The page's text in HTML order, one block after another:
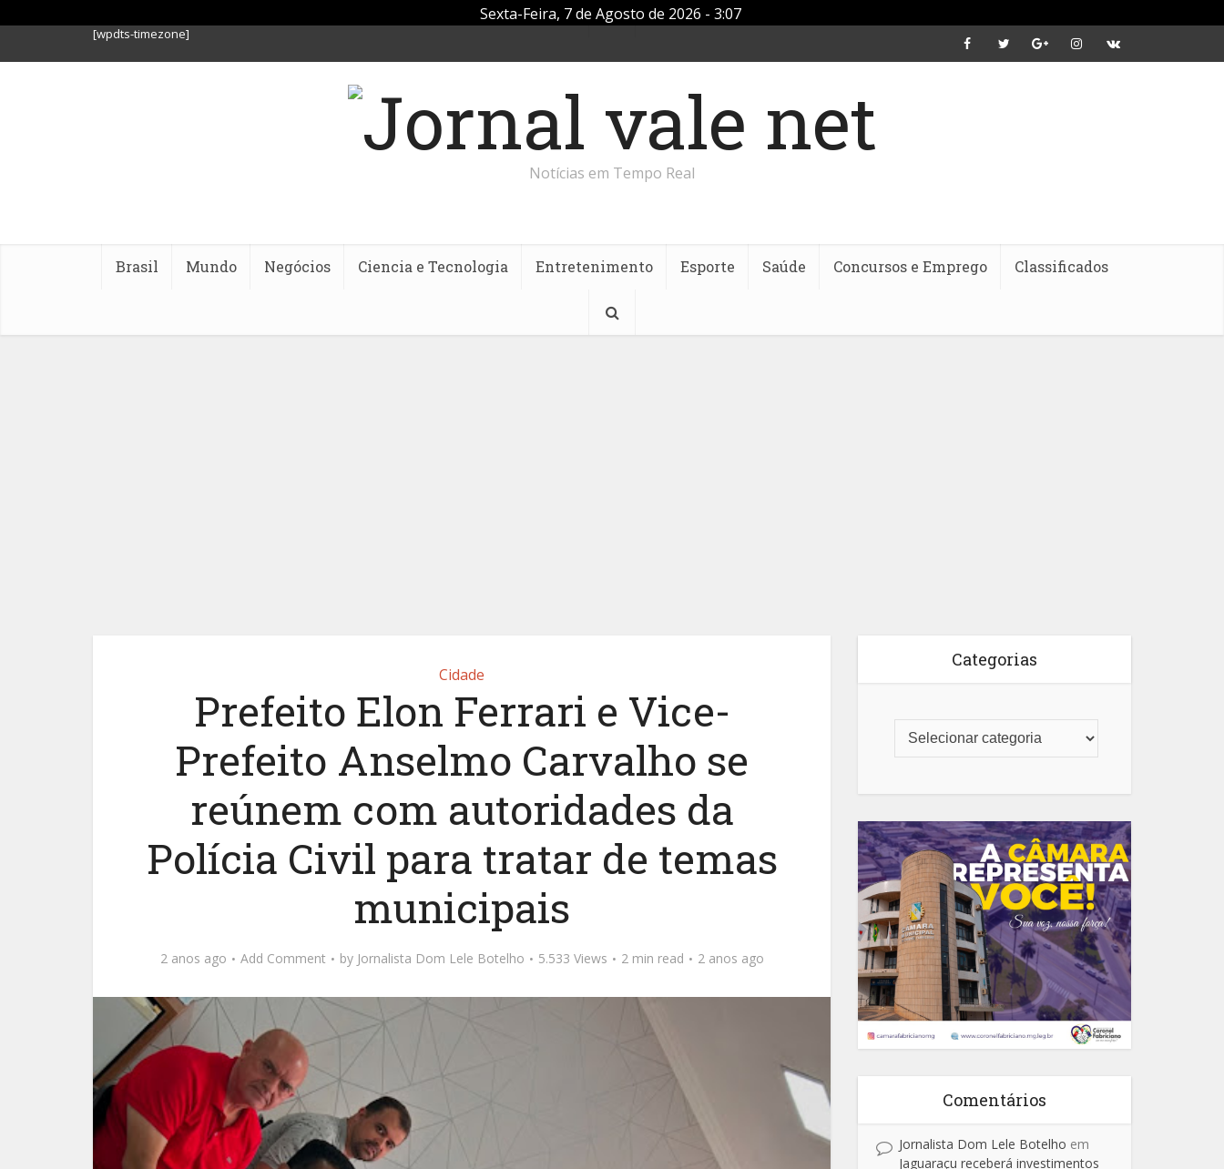
Sexta-Feira, 7 de Agosto de 2026 - 3:07
[wpdts-timezone]
Notícias em Tempo Real
Brasil Mundo Negócios Ciencia e Tecnologia Entretenimento Esporte Saúde Concursos e Emprego Classificados
Cidade
Prefeito Elon Ferrari e Vice-
Prefeito Anselmo Carvalho se
reúnem com autoridades da
Polícia Civil para tratar de temas
municipais
2 anos ago Add Comment by Jornalista Dom Lele Botelho 5.533 Views 2 min read 2 anos ago
Categorias
Comentários
Jornalista Dom Lele Botelho em
Jaguaraçu receberá investimentos